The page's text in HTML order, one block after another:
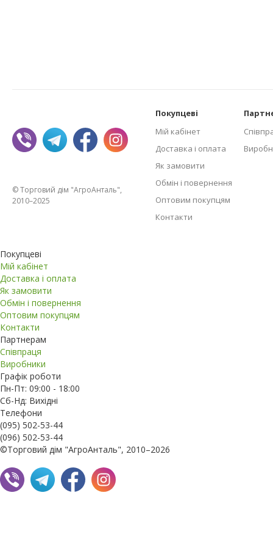
© Торговий дім "АгроАнталь",
2010–2025
Покупцеві
Мій кабінет
Доставка і оплата
Як замовити
Обмін і повернення
Оптовим покупцям
Контакти
Покупцеві
Мій кабінет
Доставка і оплата
Як замовити
Обмін і повернення
Оптовим покупцям
Контакти
Партнерам
Співпраця
Виробники
Графік роботи
Пн-Пт: 09:00 - 18:00
Сб-Нд: Вихідні
Телефони
(095) 502-53-44
(096) 502-53-44
©Торговий дім "АгроАнталь", 2010–2026